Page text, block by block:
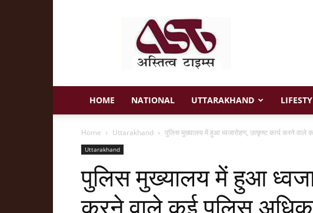
Astitva
Times
HOME NATIONAL UTTARAKHAND
Home Uttarakhand पुलिस मुख्यालय में हुआ ध्वजारोहण, उत्कृष्ट कार्य करने वाले
Uttarakhand
पुलिस मुख्यालय में हुआ